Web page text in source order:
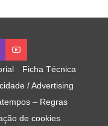
Ficha Técnica
/ Advertising
– Regras
de cookies